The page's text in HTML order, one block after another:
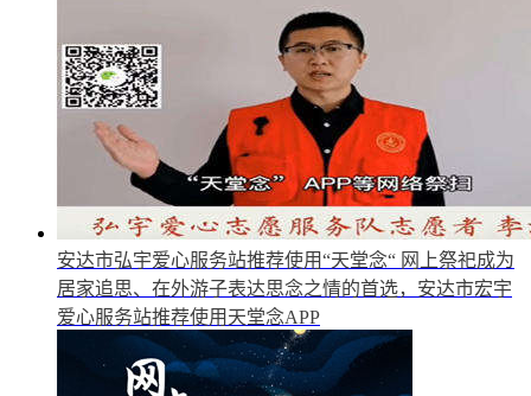
安达市弘宇爱心服务站推荐使用“天堂念“ 网上祭祀成为
居家追思、在外游子表达思念之情的首选，安达市宏宇
爱心服务站推荐使用天堂念APP